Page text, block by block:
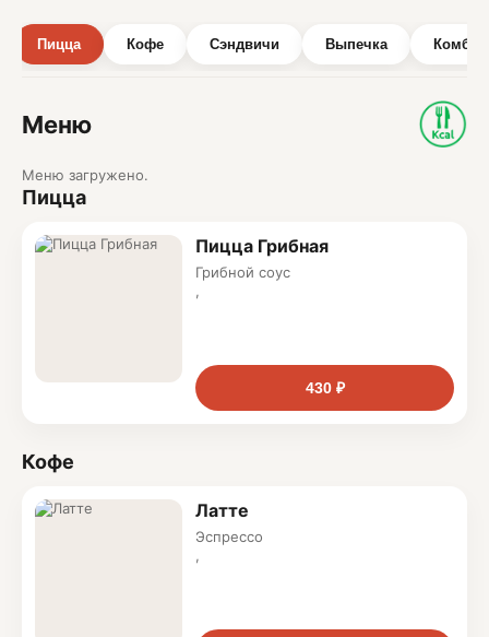
Пицца Кофе Сэндвичи Выпечка Комбо
Меню
Меню загружено.
Пицца
Пицца Грибная
Грибной соус
,
430 ₽
Кофе
Латте
Эспрессо
,